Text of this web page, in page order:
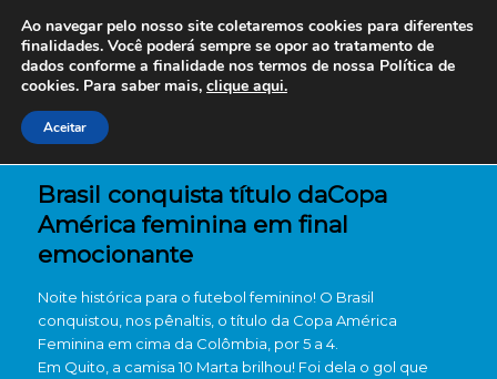
Brasil conquista título daCopa
América feminina em final
emocionante
Noite histórica para o futebol feminino! O Brasil
conquistou, nos pênaltis, o título da Copa América
Feminina em cima da Colômbia, por 5 a 4.
Em Quito, a camisa 10 Marta brilhou! Foi dela o gol que
Ao navegar pelo nosso site coletaremos cookies para diferentes
finalidades. Você poderá sempre se opor ao tratamento de
dados conforme a finalidade nos termos de nossa Política de
cookies. Para saber mais, clique aqui.
Aceitar